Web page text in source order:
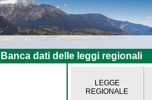
Banca dati delle leggi regionali
LEGGE
REGIONALE